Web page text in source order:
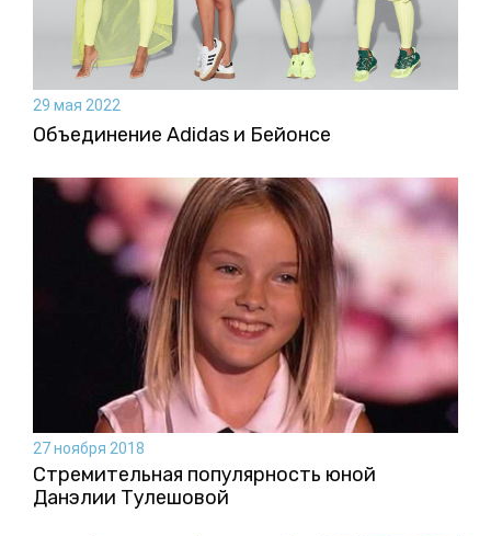
29 мая 2022
Объединение Adidas и Бейонсе
27 ноября 2018
Стремительная популярность юной
Данэлии Тулешовой